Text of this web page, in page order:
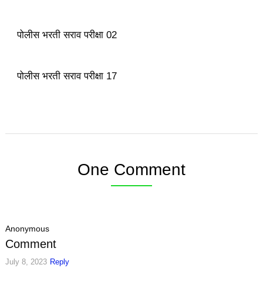
पोलीस भरती सराव परीक्षा 02
पोलीस भरती सराव परीक्षा 17
One Comment
Anonymous
Comment
July 8, 2023 Reply